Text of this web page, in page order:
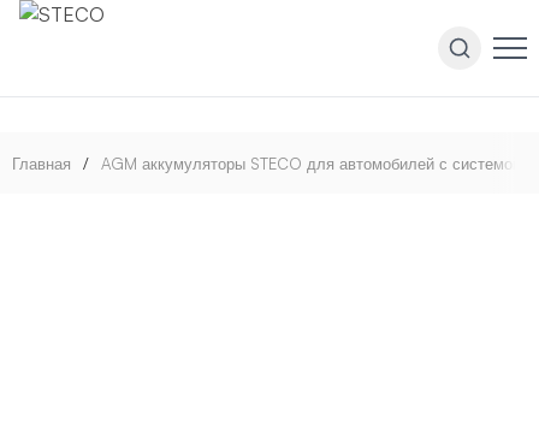
Главная / AGM аккумуляторы STECO для автомобилей с системой